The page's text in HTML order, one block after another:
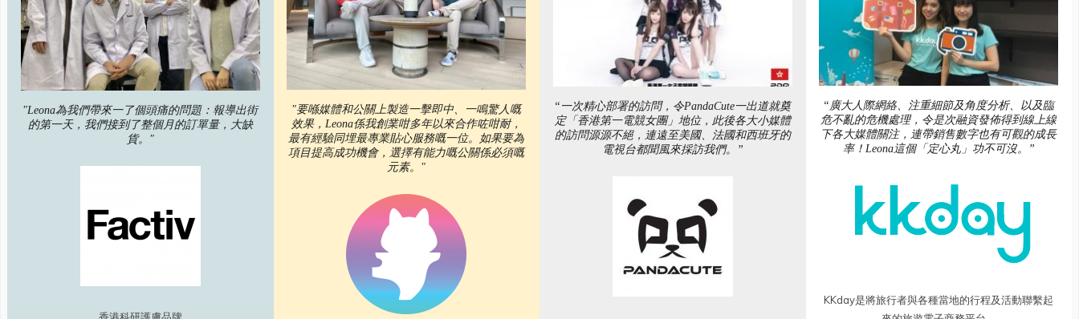
"Leona為我們帶來一了個頭痛的問題：報導出街
的第一天，我們接到了整個月的訂單量，大缺
貨。"
"要喺媒體和公關上製造一擊即中、一鳴驚人嘅
效果，Leona係我創業咁多年以來合作咗咁耐，
最有經驗同埋最專業貼心服務嘅一位。如果要為
項目提高成功機會，選擇有能力嘅公關係必須嘅
元素。"
“一次精心部署的訪問，令PandaCute一出道就奠
定「香港第一電競女團」地位，此後各大小媒體
的訪問源源不絕，連遠至美國、法國和西班牙的
電視台都聞風來採訪我們。”
“廣大人際網絡、注重細節及角度分析、以及臨
危不亂的危機處理，令是次融資發佈得到線上線
下各大媒體關注，連帶銷售數字也有可觀的成長
率！Leona這個「定心丸」功不可沒。”
KKday是將旅行者與各種當地的行程及活動聯繫起